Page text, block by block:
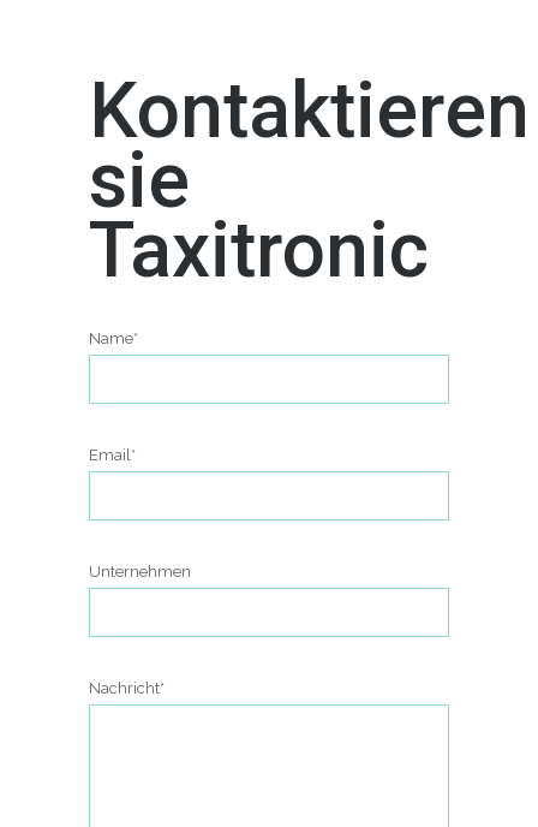
Kontaktieren
sie
Taxitronic
Name*
Email*
Unternehmen
Nachricht*